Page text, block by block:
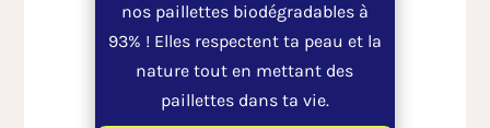
nos paillettes biodégradables à
93% ! Elles respectent ta peau et la
nature tout en mettant des
paillettes dans ta vie.